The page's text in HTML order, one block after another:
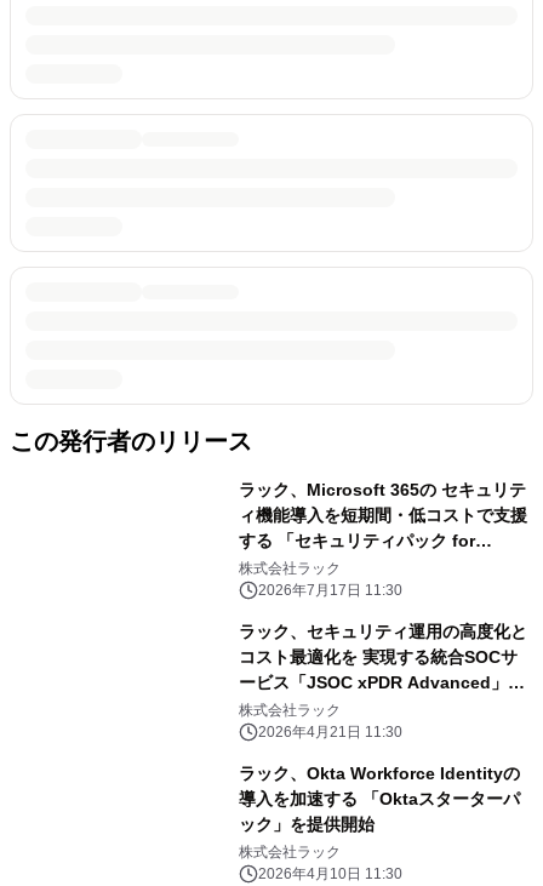
この発行者のリリース
ラック、Microsoft 365の セキュリテ
ィ機能導入を短期間・低コストで支援
する 「セキュリティパック for
Microsoft 365」を提供開始
株式会社ラック
2026年7月17日 11:30
ラック、セキュリティ運用の高度化と
コスト最適化を 実現する統合SOCサ
ービス「JSOC xPDR Advanced」を
提供
株式会社ラック
2026年4月21日 11:30
ラック、Okta Workforce Identityの
導入を加速する 「Oktaスターターパ
ック」を提供開始
株式会社ラック
2026年4月10日 11:30